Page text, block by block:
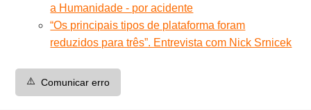
a Humanidade - por acidente
“Os principais tipos de plataforma foram
reduzidos para três”. Entrevista com Nick Srnicek
⚠️ Comunicar erro